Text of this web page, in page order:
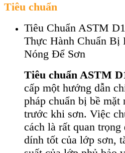
Tiêu chuẩn
Tiêu Chuẩn ASTM
Thực Hành Chuẩn Bị
Nóng Để Sơn
Tiêu chuẩn ASTM
cấp một hướng dẫn
pháp chuẩn bị bề mặt
trước khi sơn. Việc
cách là rất quan trọng
dính tốt của lớp sơn,